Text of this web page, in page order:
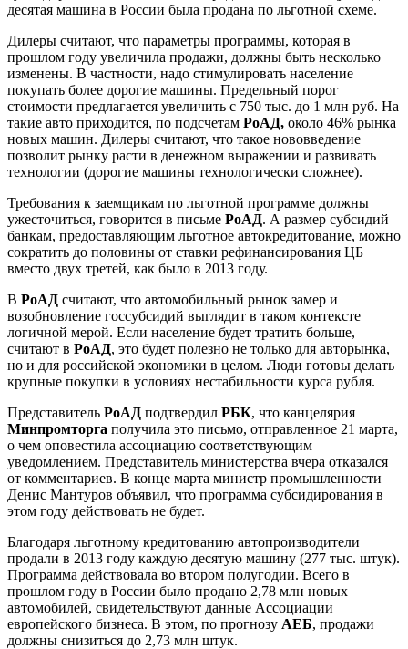
десятая машина в России была продана по льготной схеме.
Дилеры считают, что параметры программы, которая в
прошлом году увеличила продажи, должны быть несколько
изменены. В частности, надо стимулировать население
покупать более дорогие машины. Предельный порог
стоимости предлагается увеличить с 750 тыс. до 1 млн руб. На
такие авто приходится, по подсчетам РоАД, около 46% рынка
новых машин. Дилеры считают, что такое нововведение
позволит рынку расти в денежном выражении и развивать
технологии (дорогие машины технологически сложнее).
Требования к заемщикам по льготной программе должны
ужесточиться, говорится в письме РоАД. А размер субсидий
банкам, предоставляющим льготное автокредитование, можно
сократить до половины от ставки рефинансирования ЦБ
вместо двух третей, как было в 2013 году.
В РоАД считают, что автомобильный рынок замер и
возобновление госсубсидий выглядит в таком контексте
логичной мерой. Если население будет тратить больше,
считают в РоАД, это будет полезно не только для авторынка,
но и для российской экономики в целом. Люди готовы делать
крупные покупки в условиях нестабильности курса рубля.
Представитель РоАД подтвердил РБК, что канцелярия
Минпромторга получила это письмо, отправленное 21 марта,
о чем оповестила ассоциацию соответствующим
уведомлением. Представитель министерства вчера отказался
от комментариев. В конце марта министр промышленности
Денис Мантуров объявил, что программа субсидирования в
этом году действовать не будет.
Благодаря льготному кредитованию автопроизводители
продали в 2013 году каждую десятую машину (277 тыс. штук).
Программа действовала во втором полугодии. Всего в
прошлом году в России было продано 2,78 млн новых
автомобилей, свидетельствуют данные Ассоциации
европейского бизнеса. В этом, по прогнозу АЕБ, продажи
должны снизиться до 2,73 млн штук.